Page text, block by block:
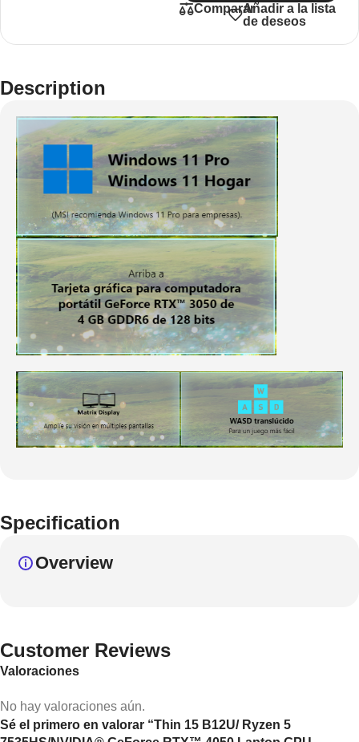
CompararAñadir a la lista
de deseos
Description
Specification
Overview
Customer Reviews
Valoraciones
No hay valoraciones aún.
Sé el primero en valorar “Thin 15 B12U/ Ryzen 5